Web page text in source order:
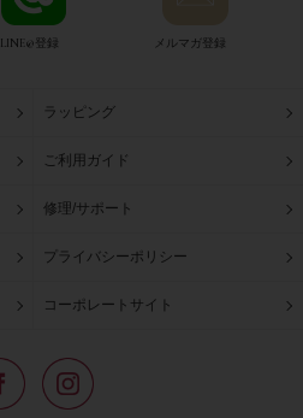
LINE@登録 メルマガ登録
ラッピング
ご利用ガイド
修理/サポート
プライバシーポリシー
コーポレートサイト